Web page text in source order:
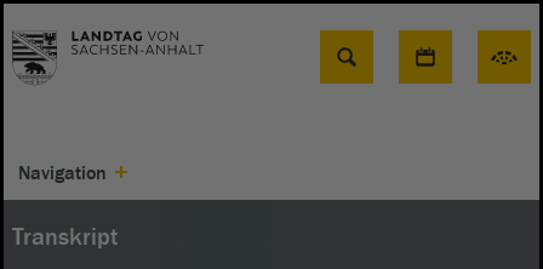
Suche
Navigation
Transkript